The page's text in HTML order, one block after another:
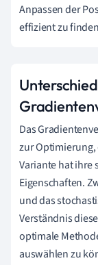
Anpassen der
effizient zu
Das
zur Optimierung,
Variante hat ihre
Eigenschaften.
und das
Verständnis
optimale
auswählen zu